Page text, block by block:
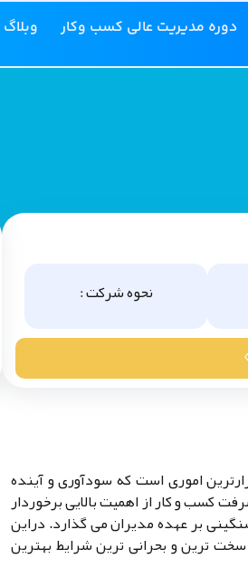
دوره مدیریت عالی کسب وکار وبلاگ
نحوه شرکت :
اموری است که سودآوری و آینده
کسب و کار از اهمیت بالایی برخوردار
بر عهده مدیران می گذارد. دراین
ترین و بحرانی ترین شرایط بهترین